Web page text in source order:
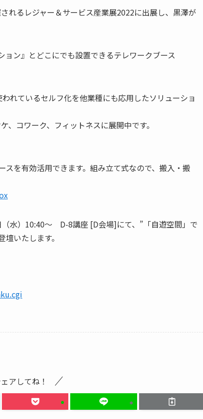
るレジャー＆サービス産業展2022に出展し、黒澤が
ン』とどこにでも設置できるテレワークブース
れているセルフ化を他業種にも応用したソリューショ
コワーク、フィットネスに展開中です。
スを有効活用できます。組み立て式なので、搬入・搬
水）10:40～ D-8講座 [D会場]にて、”「自遊空間」で
いたします。
アしてね！